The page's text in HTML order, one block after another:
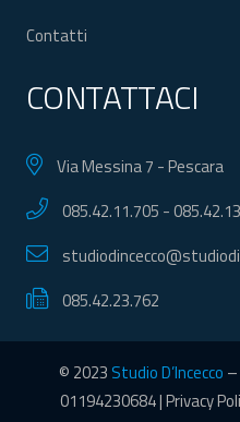
Contatti
CONTATTACI
Via Messina 7 - Pescara
085.42.11.705 -
085.42.23.762
© 2023 Studio D’Incecco
01194230684 |Privacy